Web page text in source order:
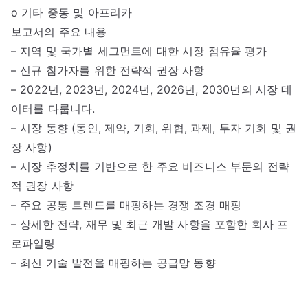
o 기타 중동 및 아프리카
보고서의 주요 내용
– 지역 및 국가별 세그먼트에 대한 시장 점유율 평가
– 신규 참가자를 위한 전략적 권장 사항
– 2022년, 2023년, 2024년, 2026년, 2030년의 시장 데
이터를 다룹니다.
– 시장 동향 (동인, 제약, 기회, 위협, 과제, 투자 기회 및 권
장 사항)
– 시장 추정치를 기반으로 한 주요 비즈니스 부문의 전략
적 권장 사항
– 주요 공통 트렌드를 매핑하는 경쟁 조경 매핑
– 상세한 전략, 재무 및 최근 개발 사항을 포함한 회사 프
로파일링
– 최신 기술 발전을 매핑하는 공급망 동향